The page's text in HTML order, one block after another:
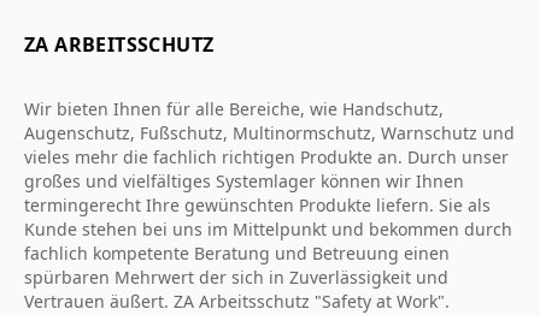
ZA ARBEITSSCHUTZ
Wir bieten Ihnen für alle Bereiche, wie Handschutz,
Augenschutz, Fußschutz, Multinormschutz, Warnschutz und
vieles mehr die fachlich richtigen Produkte an. Durch unser
großes und vielfältiges Systemlager können wir Ihnen
termingerecht Ihre gewünschten Produkte liefern. Sie als
Kunde stehen bei uns im Mittelpunkt und bekommen durch
fachlich kompetente Beratung und Betreuung einen
spürbaren Mehrwert der sich in Zuverlässigkeit und
Vertrauen äußert. ZA Arbeitsschutz "Safety at Work".